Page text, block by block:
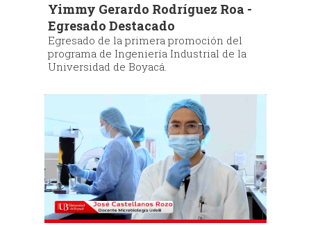
Yimmy Gerardo Rodríguez Roa -
Egresado Destacado
Egresado de la primera promoción del
programa de Ingeniería Industrial de la
Universidad de Boyacá.